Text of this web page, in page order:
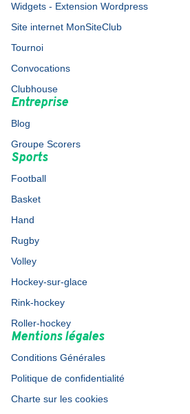
Widgets - Extension Wordpress
Site internet MonSiteClub
Tournoi
Convocations
Clubhouse
Entreprise
Blog
Groupe Scorers
Sports
Football
Basket
Hand
Rugby
Volley
Hockey-sur-glace
Rink-hockey
Roller-hockey
Mentions légales
Conditions Générales
Politique de confidentialité
Charte sur les cookies